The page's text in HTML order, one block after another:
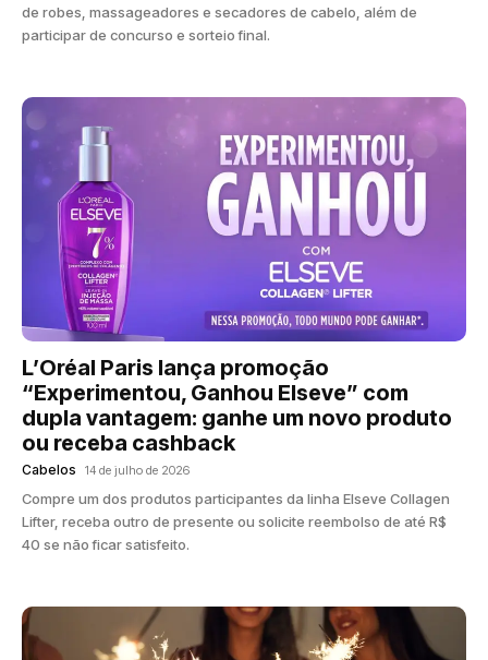
de robes, massageadores e secadores de cabelo, além de
participar de concurso e sorteio final.
L’Oréal Paris lança promoção
“Experimentou, Ganhou Elseve” com
dupla vantagem: ganhe um novo produto
ou receba cashback
Cabelos 14 de julho de 2026
Compre um dos produtos participantes da linha Elseve Collagen
Lifter, receba outro de presente ou solicite reembolso de até R$
40 se não ficar satisfeito.